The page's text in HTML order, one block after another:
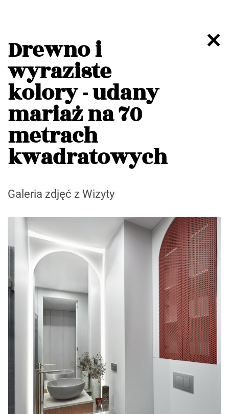
Drewno i
wyraziste
kolory - udany
mariaż na 70
metrach
kwadratowych
Galeria zdjęć z Wizyty